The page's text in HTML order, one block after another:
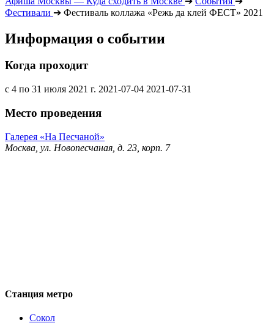
Фестивали ➔ Фестиваль коллажа «Режь да клей ФЕСТ» 2021
Информация о событии
Когда проходит
с 4 по 31 июля 2021 г. 2021-07-04 2021-07-31
Место проведения
Галерея «На Песчаной»
Москва, ул. Новопесчаная, д. 23, корп. 7
Станция метро
Сокол